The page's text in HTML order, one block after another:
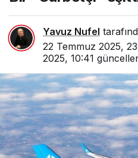
Yavuz Nufel
22 Temmuz 2025,
2025, 10:41